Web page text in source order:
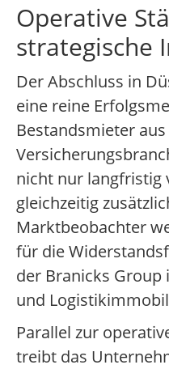
Operative
strategische
Der Abschluss in
eine reine
Bestandsmieter
nicht nur langfristig
gleichzeitig
Marktbeobachter
für die
der Branicks Group
und
Parallel zur
treibt das